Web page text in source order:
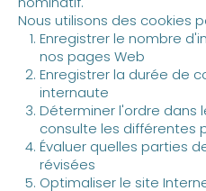
Nous utilisons des cookies
Enregistrer le nombre
nos pages Web
Enregistrer la durée de
internaute
Déterminer l'ordre dans
consulte les différentes
Évaluer quelles parties
révisées
Optimaliser le site